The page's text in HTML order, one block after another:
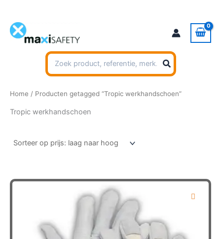
inhoud
Zoeken
naar:
Home / Producten getagged “Tropic werkhandschoen”
Tropic werkhandschoen